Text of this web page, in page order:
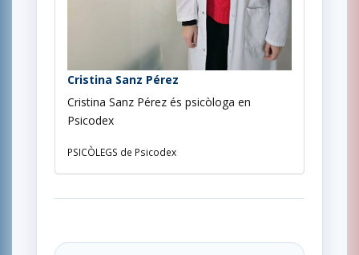
Cristina Sanz Pérez
Cristina Sanz Pérez és psicòloga en
Psicodex
PSICÒLEGS de Psicodex